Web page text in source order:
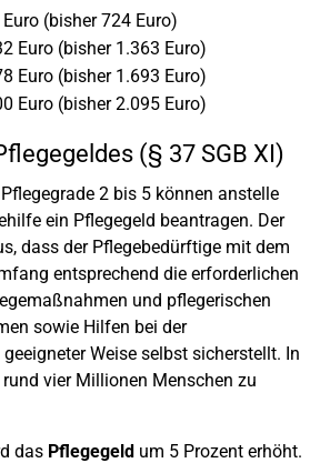
(bisher 724 Euro)
Euro (bisher 1.363 Euro)
Euro (bisher 1.693 Euro)
Euro (bisher 2.095 Euro)
(§ 37 SGB XI)
2 bis 5 können anstelle
ein Pflegegeld beantragen. Der
dass der Pflegebedürftige mit dem
entsprechend die erforderlichen
und pflegerischen
sowie Hilfen bei der
Weise selbst sicherstellt. In
vier Millionen Menschen zu
das Pflegegeld um 5 Prozent erhöht.